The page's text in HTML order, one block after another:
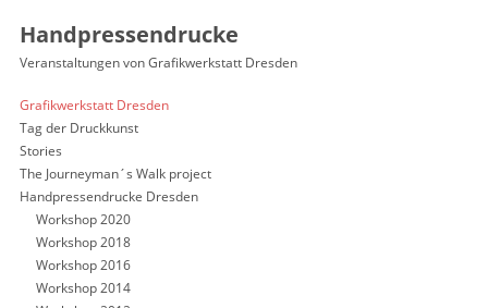
Handpressendrucke
Veranstaltungen von Grafikwerkstatt Dresden
Grafikwerkstatt Dresden
Tag der Druckkunst
Stories
The Journeyman´s Walk project
Handpressendrucke Dresden
Workshop 2020
Workshop 2018
Workshop 2016
Workshop 2014